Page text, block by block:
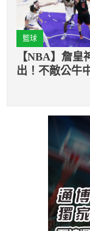
籃球
【NBA】詹皇
出！不敵公牛